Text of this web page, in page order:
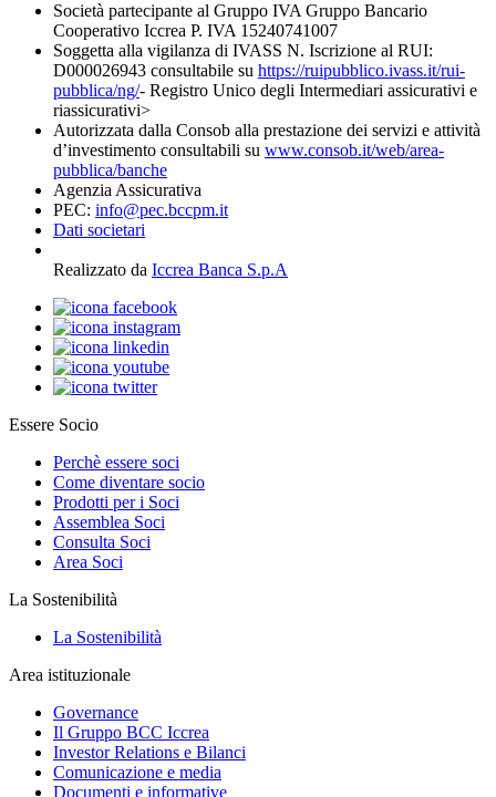
Società partecipante al Gruppo IVA Gruppo Bancario
Cooperativo Iccrea P. IVA 15240741007
Soggetta alla vigilanza di IVASS N. Iscrizione al RUI:
D000026943 consultabile su https://ruipubblico.ivass.it/rui-
pubblica/ng/- Registro Unico degli Intermediari assicurativi e
riassicurativi>
Autorizzata dalla Consob alla prestazione dei servizi e attività
d’investimento consultabili su www.consob.it/web/area-
pubblica/banche
Agenzia Assicurativa
PEC: info@pec.bccpm.it
Dati societari
Realizzato da Iccrea Banca S.p.A
Essere Socio
Perchè essere soci
Come diventare socio
Prodotti per i Soci
Assemblea Soci
Consulta Soci
Area Soci
La Sostenibilità
La Sostenibilità
Area istituzionale
Governance
Il Gruppo BCC Iccrea
Investor Relations e Bilanci
Comunicazione e media
Documenti e informative